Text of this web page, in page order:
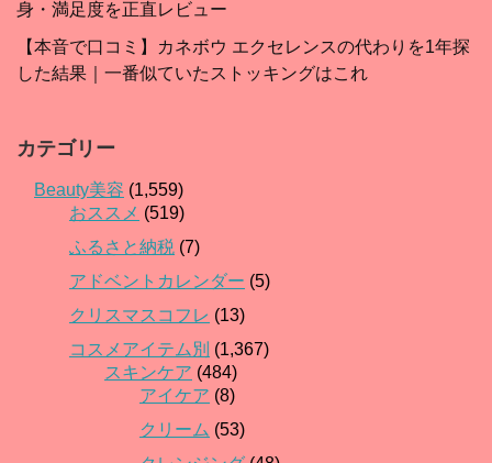
身・満足度を正直レビュー
【本音で口コミ】カネボウ エクセレンスの代わりを1年探
した結果｜一番似ていたストッキングはこれ
カテゴリー
Beauty美容 (1,559)
おススメ (519)
ふるさと納税 (7)
アドベントカレンダー (5)
クリスマスコフレ (13)
コスメアイテム別 (1,367)
スキンケア (484)
アイケア (8)
クリーム (53)